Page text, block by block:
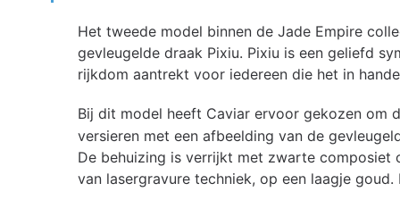
Het tweede model binnen de Jade Empire
gevleugelde draak Pixiu. Pixiu is een geliefd
rijkdom aantrekt voor iedereen die het in
Bij dit model heeft Caviar ervoor gekozen om
versieren met een afbeelding van de
De behuizing is verrijkt met zwarte composiet
van lasergravure techniek, op een laagje